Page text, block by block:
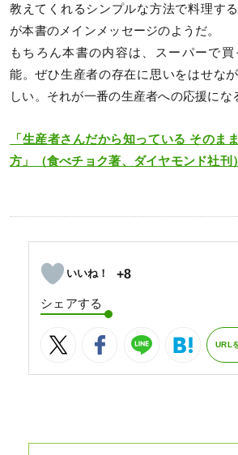
教えてくれるシンプルな方法で料理す
が本書のメインメッセージのようだ。
もちろん本書の内容は、スーパーで
能。ぜひ生産者の存在に思いをはせな
しい。それが一番の生産者への応援にな
「生産者さんだから知っている そのま
方」（食べチョク著、ダイヤモンド社刊）
+8
シェアする
URL